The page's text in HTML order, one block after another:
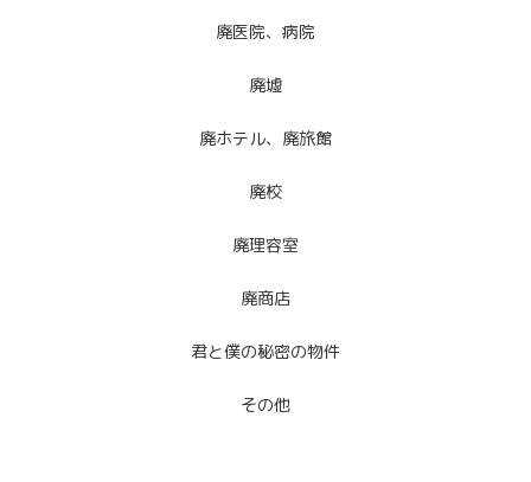
廃医院、病院
廃墟
廃ホテル、廃旅館
廃校
廃理容室
廃商店
君と僕の秘密の物件
その他